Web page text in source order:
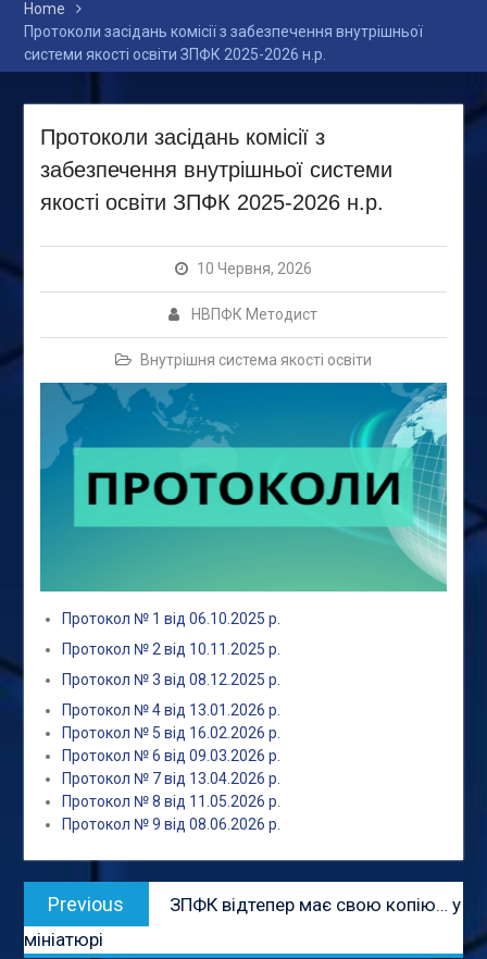
Home
Протоколи засідань комісії з забезпечення внутрішньої
системи якості освіти ЗПФК 2025-2026 н.р.
Протоколи засідань комісії з
забезпечення внутрішньої системи
якості освіти ЗПФК 2025-2026 н.р.
10 Червня, 2026
НВПФК Методист
Внутрішня система якості освіти
Протокол № 1 від 06.10.2025 р.
Протокол № 2 від 10.11.2025 р.
Протокол № 3 від 08.12.2025 р.
Протокол № 4 від 13.01.2026 р.
Протокол № 5 від 16.02.2026 р.
Протокол № 6 від 09.03.2026 р.
Протокол № 7 від 13.04.2026 р.
Протокол № 8 від 11.05.2026 р.
Протокол № 9 від 08.06.2026 р.
Навігація
записів
Previous
Previous
post:
ЗПФК відтепер має свою копію… у
мініатюрі